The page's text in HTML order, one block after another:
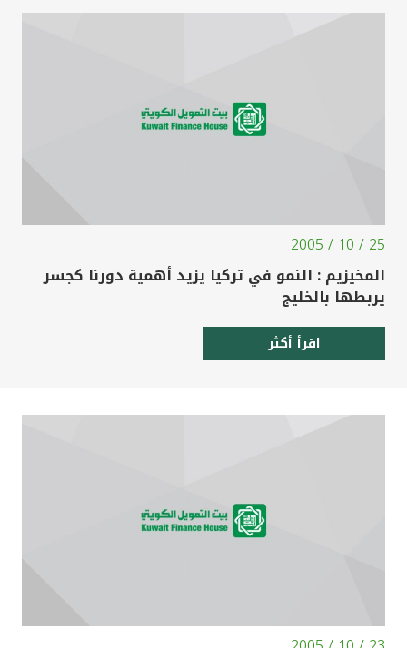
25 / 10 / 2005
المخيزيم : النمو في تركيا يزيد أهمية دورنا كجسر
يربطها بالخليج
اقرأ أكثر